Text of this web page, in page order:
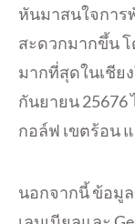
หันมาสนใจการ
สะดวกมากขึ้น
มากที่สุดในเชีย
กันยายน 25676
กอล์ฟ เขตร้อน
นอกจากนี้ ข้อมูล